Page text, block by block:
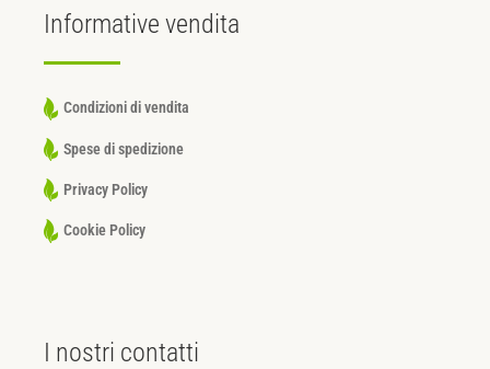
Informative vendita
Condizioni di vendita
Spese di spedizione
Privacy Policy
Cookie Policy
I nostri contatti